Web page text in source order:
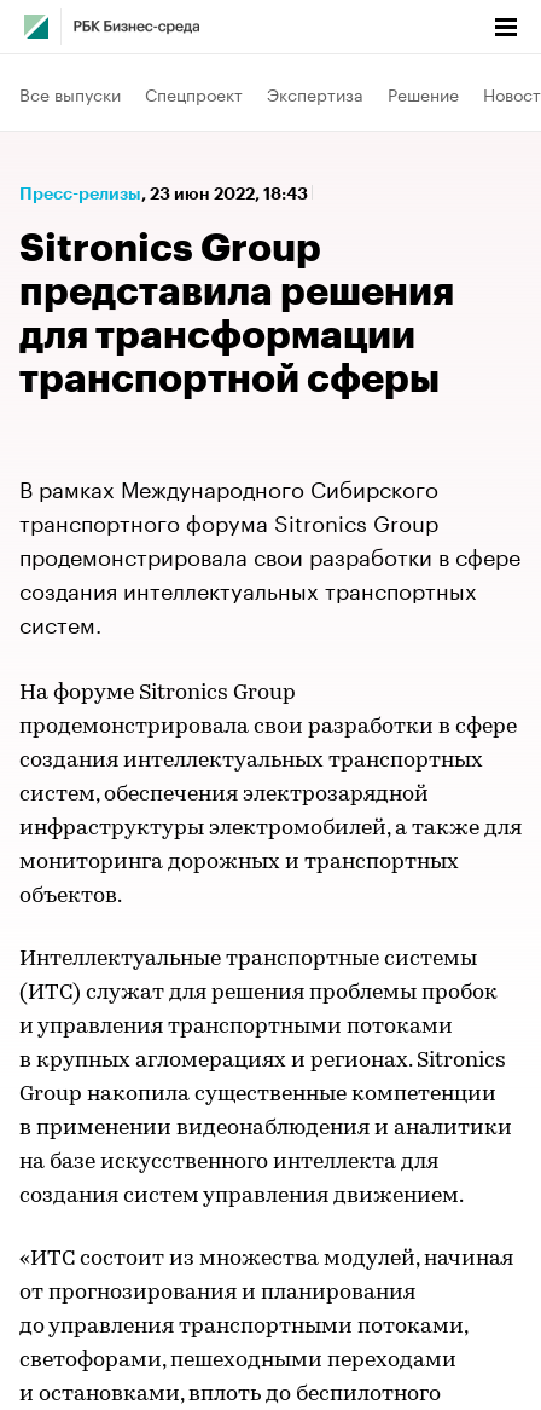
Все выпуски Спецпроект Экспертиза Решение
Пресс-релизы⁠, 23 июн 2022, 18:43
Sitronics Group
представила решения
для трансформации
транспортной сферы
В рамках Международного Сибирского
транспортного форума Sitronics Group
продемонстрировала свои разработки в сфере
создания интеллектуальных транспортных
систем.
На форуме Sitronics Group
продемонстрировала свои разработки в сфере
создания интеллектуальных транспортных
систем, обеспечения электрозарядной
инфраструктуры электромобилей, а также для
мониторинга дорожных и транспортных
объектов.
Интеллектуальные транспортные системы
(ИТС) служат для решения проблемы пробок
и управления транспортными потоками
в крупных агломерациях и регионах. Sitronics
Group накопила существенные компетенции
в применении видеонаблюдения и аналитики
на базе искусственного интеллекта для
создания систем управления движением.
«ИТС состоит из множества модулей, начиная
от прогнозирования и планирования
до управления транспортными потоками,
светофорами, пешеходными переходами
и остановками, вплоть до беспилотного